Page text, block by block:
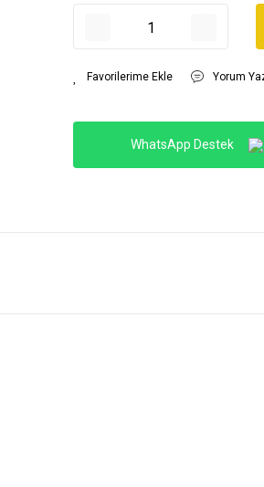
Yorum
WhatsApp Destek